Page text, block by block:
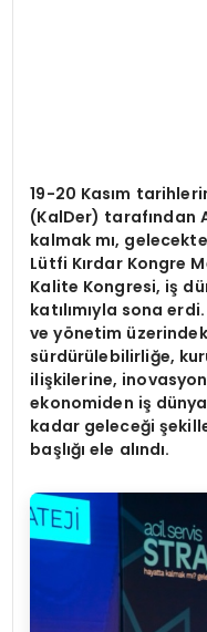
19-20 Kasım
(KalDer) tarafından
kalmak mı,
Lütfi Kırdar Kongre
Kalite Kongresi, iş
katılımıyla sona
ve yönetim
sürdürülebilirliğe,
ilişkilerine,
ekonomiden iş
kadar geleceği
başlığı ele alındı.